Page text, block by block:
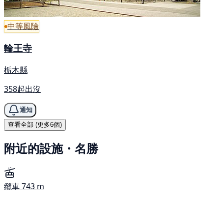
中等風險
輪王寺
栃木縣
358起出沒
通知
查看全部 (更多6個)
附近的設施・名勝
纜車743 m